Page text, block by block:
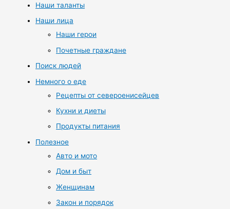
Наши таланты
Наши лица
Наши герои
Почетные граждане
Поиск людей
Немного о еде
Рецепты от североенисейцев
Кухни и диеты
Продукты питания
Полезное
Авто и мото
Дом и быт
Женщинам
Закон и порядок